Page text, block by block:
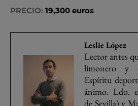
PRECIO: 19,300 euros
Leslie López
Lector antes
limonero y
Espíritu
ánimo. Ldo.
de Sevilla) y